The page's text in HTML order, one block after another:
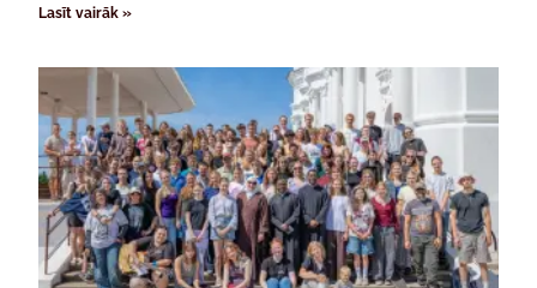
Lasīt vairāk »